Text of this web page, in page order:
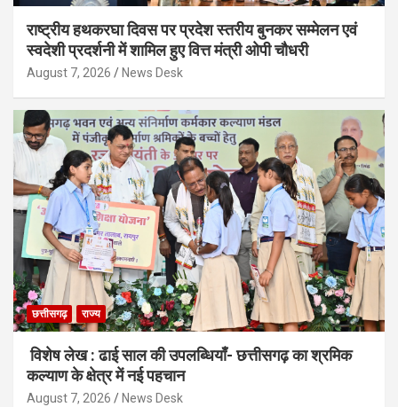
राष्ट्रीय हथकरघा दिवस पर प्रदेश स्तरीय बुनकर सम्मेलन एवं
स्वदेशी प्रदर्शनी में शामिल हुए वित्त मंत्री ओपी चौधरी
August 7, 2026 News Desk
छत्तीसगढ़ राज्य
विशेष लेख : ढाई साल की उपलब्धियाँ- छत्तीसगढ़ का श्रमिक
कल्याण के क्षेत्र में नई पहचान
August 7, 2026 News Desk